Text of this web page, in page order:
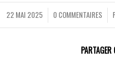
22 MAI 2025
/ 0 COMMENTAIRES
/